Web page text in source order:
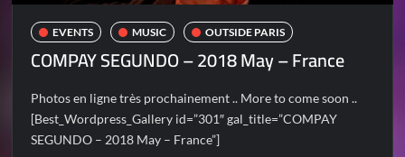
EVENTS MUSIC OUTSIDE PARIS
COMPAY SEGUNDO – 2018 May – France
Photos en ligne très prochainement .. More to come soon ..
[Best_Wordpress_Gallery id=”301″ gal_title=”COMPAY
SEGUNDO – 2018 May – France”]